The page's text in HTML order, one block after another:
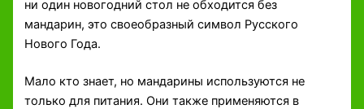
ни один новогодний стол не обходится без
мандарин, это своеобразный символ Русского
Нового Года.
Мало кто знает, но мандарины используются не
только для питания. Они также применяются в